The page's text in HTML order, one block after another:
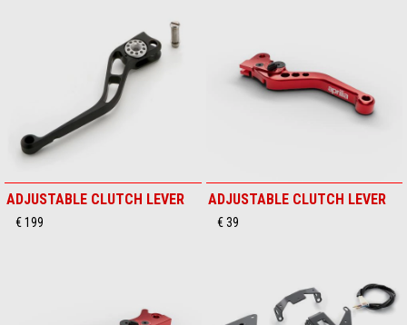
ADJUSTABLE CLUTCH LEVER
€ 199
ADJUSTABLE CLUTCH LEVER
€ 39